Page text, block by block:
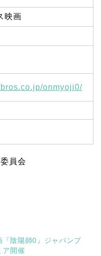
映画
onmyoji0/
員会
『陰陽師0』ジャパンプ
ア開催